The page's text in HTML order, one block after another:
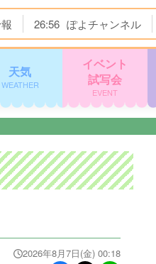
26:56 ぽよチャンネル
天気
WEATHER
イベント
試写会
EVENT
2026年8月7日(金) 00:18